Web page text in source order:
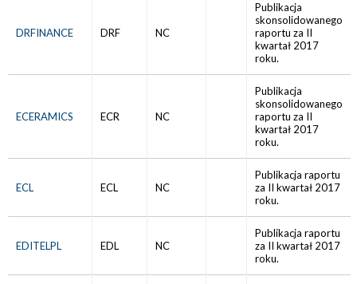
DRFINANCE DRF NC
Publikacja
skonsolidowanego
raportu za II
kwartał 2017
roku.
ECERAMICS ECR NC
Publikacja
skonsolidowanego
raportu za II
kwartał 2017
roku.
ECL ECL NC
Publikacja raportu
za II kwartał 2017
roku.
EDITELPL EDL NC
Publikacja raportu
za II kwartał 2017
roku.